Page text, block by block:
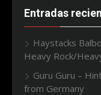
Entradas
Haystacks
Heavy Rock/
Guru Guru –
from Germany